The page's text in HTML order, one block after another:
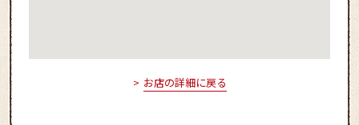
お店の詳細に戻る